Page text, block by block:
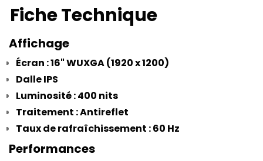
Fiche Technique
Affichage
Écran : 16" WUXGA (1920 x 1200)
Dalle IPS
Luminosité : 400 nits
Traitement : Antireflet
Taux de rafraîchissement : 60 Hz
Performances